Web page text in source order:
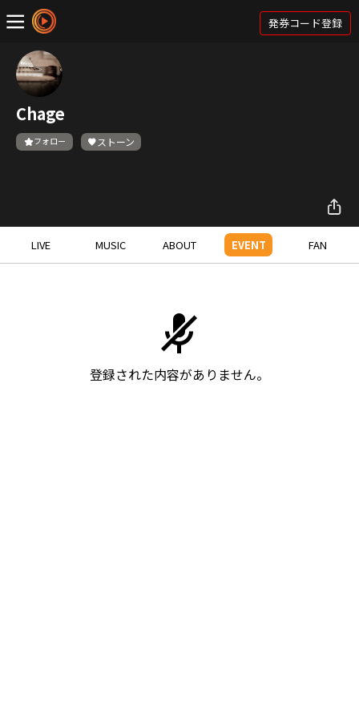
発券コード登録
Chage
フォロー ストーン
LIVE MUSIC ABOUT EVENT FAN
登録された内容がありません。